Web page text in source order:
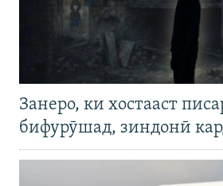
Занеро, ки хостааст
бифурӯшад, зиндонӣ